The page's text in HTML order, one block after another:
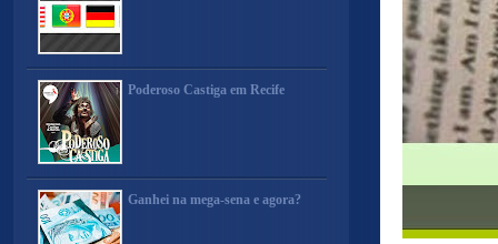
Poderoso Castiga em Recife
Ganhei na mega-sena e agora?